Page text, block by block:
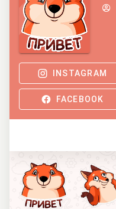
INSTAGRAM
FACEBOOK